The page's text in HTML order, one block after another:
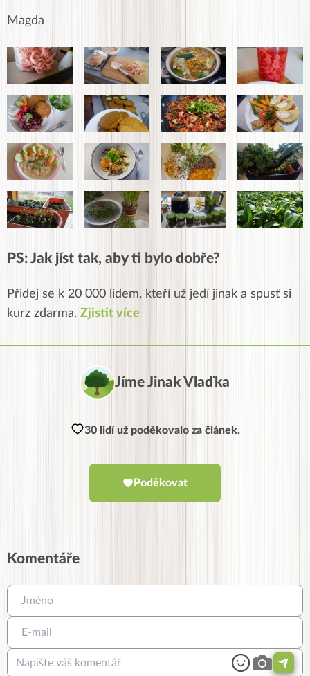
Magda
PS: Jak jíst tak, aby ti bylo dobře?
Přidej se k 20 000 lidem, kteří už jedí jinak a spusť si
kurz zdarma. Zjistit více
Jíme Jinak Vlaďka
30 lidí už poděkovalo za článek.
Poděkovat
Komentáře